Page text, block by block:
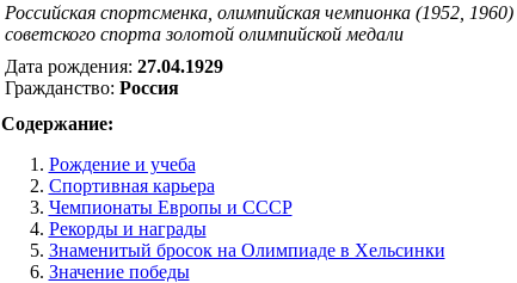
Российская спортсменка, олимпийская чемпионка (1952,
советского спорта золотой олимпийской медали
Дата рождения: 27.04.1929
Гражданство: Россия
Содержание:
Рождение и учеба
Спортивная карьера
Чемпионаты Европы и СССР
Рекорды и награды
Знаменитый бросок на Олимпиаде в Хельсинки
Значение победы